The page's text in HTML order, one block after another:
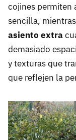
cojines permiten
sencilla,
asiento extra
demasiado
y texturas que
que reflejen la